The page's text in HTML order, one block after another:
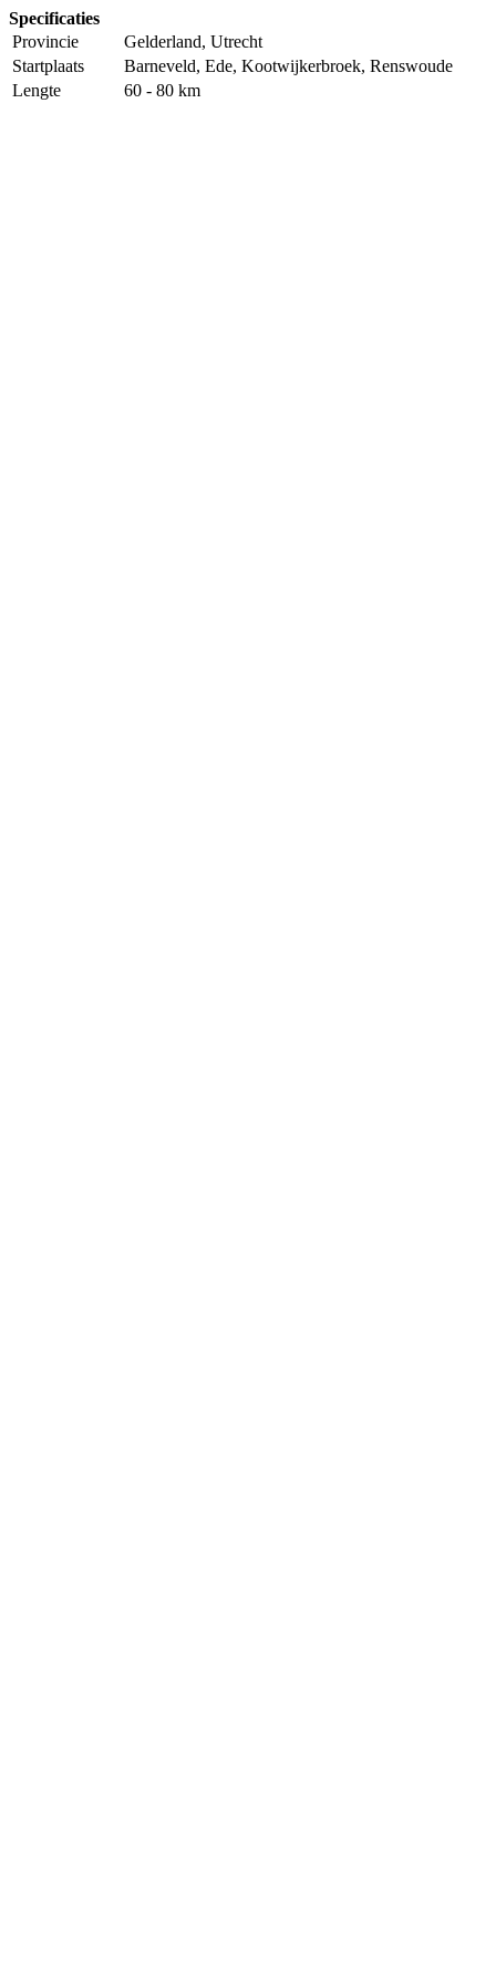
Specificaties
Provincie
Gelderland, Utrecht
Startplaats
Barneveld, Ede, Kootwijkerbroek, Renswoude
Lengte
60 - 80 km